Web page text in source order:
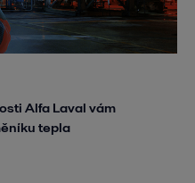
Alfa Laval vám
tepla